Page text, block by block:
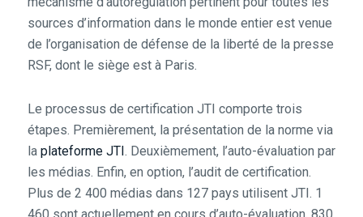
sources d’information dans le monde entier est venue
de l’organisation de défense de la liberté de la presse
RSF, dont le siège est à Paris.
Le processus de certification JTI comporte trois
étapes. Premièrement, la présentation de la norme via
la plateforme JTI . Deuxièmement, l’auto-évaluation par
les médias. Enfin, en option, l’audit de certification.
Plus de 2 400 médias dans 127 pays utilisent JTI. 1